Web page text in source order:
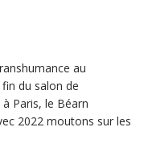
au
du salon de
Paris, le Béarn
2022 moutons sur les